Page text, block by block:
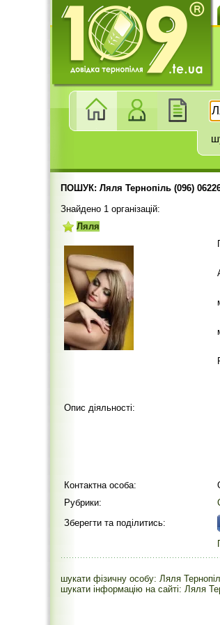
ПОШУК: Ляля Тернопіль (096)
Знайдено 1 організацій:
Ляля
Опис діяльності:
Контактна особа:
Рубрики:
Зберегти та поділитись:
шукати фізичну особу: Ляля
шукати інформацію на сайті: Ляля